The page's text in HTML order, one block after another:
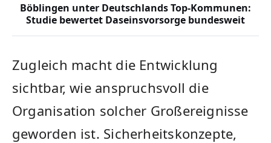
Böblingen unter Deutschlands Top-Kommunen:
Studie bewertet Daseinsvorsorge bundesweit
Zugleich macht die Entwicklung
sichtbar, wie anspruchsvoll die
Organisation solcher Großereignisse
geworden ist. Sicherheitskonzepte,